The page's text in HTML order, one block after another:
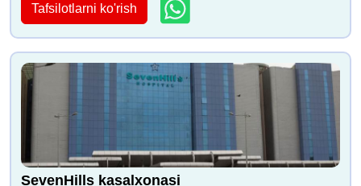
Tafsilotlarni ko'rish
SevenHills kasalxonasi